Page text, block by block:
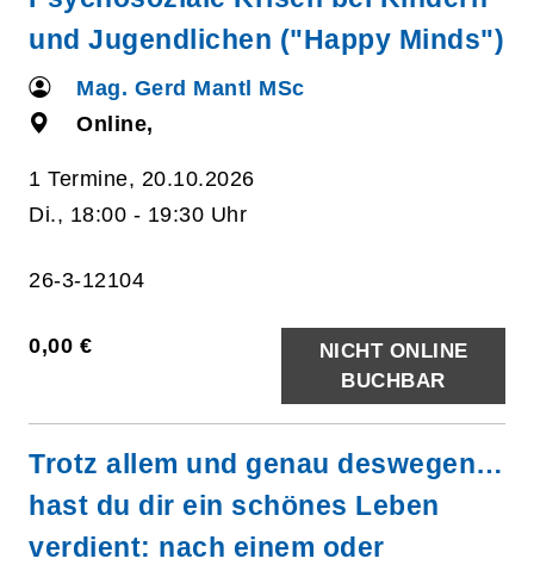
und Jugendlichen ("Happy Minds")
Mag. Gerd Mantl MSc
Online,
1 Termine, 20.10.2026
Di., 18:00 - 19:30 Uhr
26-3-12104
0,00 €
NICHT ONLINE
BUCHBAR
Trotz allem und genau deswegen…
hast du dir ein schönes Leben
verdient: nach einem oder